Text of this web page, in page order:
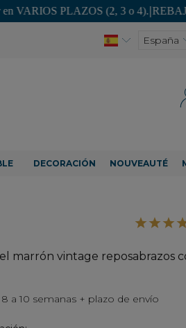
PLAZOS (2, 3 o 4).|REBAJAS: piezas
España
DECORACIÓN NOUVEAUTÉ
marrón vintage reposabrazos
a 10 semanas + plazo de envío